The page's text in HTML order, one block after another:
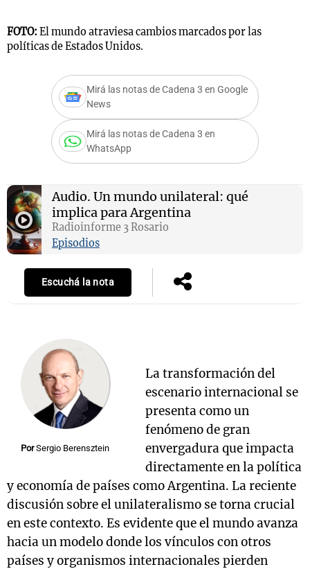
FOTO: El mundo atraviesa cambios marcados por las
políticas de Estados Unidos.
Mirá las notas de Cadena 3 en Google
News
Mirá las notas de Cadena 3 en
WhatsApp
Audio. Un mundo unilateral: qué
implica para Argentina
Radioinforme 3 Rosario
Episodios
Escuchá la nota
Por Sergio Berensztein
La transformación del
escenario internacional se
presenta como un
fenómeno de gran
envergadura que impacta
directamente en la política
y economía de países como Argentina. La reciente
discusión sobre el unilateralismo se torna crucial
en este contexto. Es evidente que el mundo avanza
hacia un modelo donde los vínculos con otros
países y organismos internacionales pierden
Notas